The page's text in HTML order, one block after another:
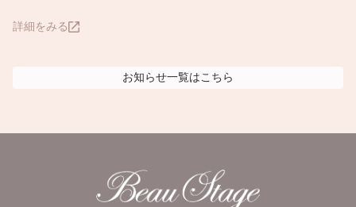
詳細をみる
お知らせ一覧はこちら